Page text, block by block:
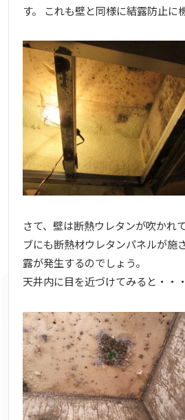
す。 これも壁と同様に結露防止に
さて、壁は断熱ウレタンが吹かれ
ブにも断熱材ウレタンパネルが施
露が発生するのでしょう。
天井内に目を近づけてみると・・・